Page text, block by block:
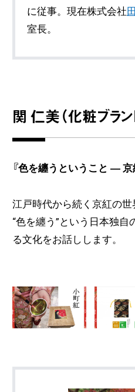
に従事。現在株式会社
室長。
関 仁美（化粧ブラン
『色を纏うということ ―
江戸時代から続く京紅の世
“色を纏う”という日本独
る文化をお話しします。